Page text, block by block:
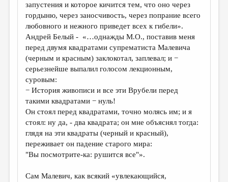
запустения и которое кичится тем, что оно через
гордыню, через заносчивость, через попрание всего
любовного и нежного приведет всех к гибели».
Андрей Белый - «…однажды М.О., поставив меня
перед двумя квадратами супрематиста Малевича
(черным и красным) заклокотал, заплевал; и −
серьезнейше выпалил голосом лекционным,
суровым:
− История живописи и все эти Врубели перед
такими квадратами − нуль!
Он стоял перед квадратами, точно молясь им; и я
стоял: ну да, - два квадрата; он мне объяснял тогда:
глядя на эти квадраты (черный и красный),
переживает он падение старого мира:
"Вы посмотрите-ка: рушится все"».
Сам Малевич, как всякий «увлекающийся,